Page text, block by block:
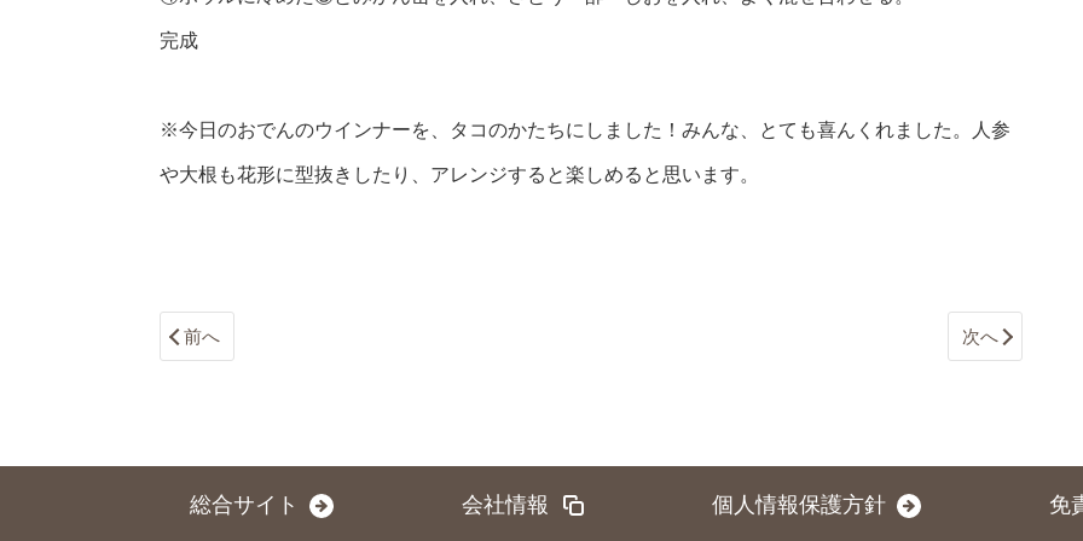
完成
※今日のおでんのウインナーを、タコのかたちにしました！みんな、とても喜んくれました。人参
や大根も花形に型抜きしたり、アレンジすると楽しめると思います。
前へ 次へ
総合サイト 会社情報 個人情報保護方針 免